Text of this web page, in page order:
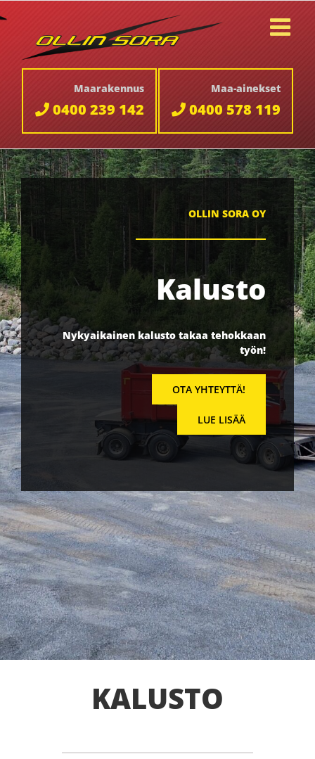
to
Maarakennus
0400 239 142
Maa-ainekset
0400 578 119
OLLIN SORA OY
Kalusto
Nykyaikainen kalusto takaa tehokkaan
työn!
OTA YHTEYTTÄ!
LUE LISÄÄ
KALUSTO